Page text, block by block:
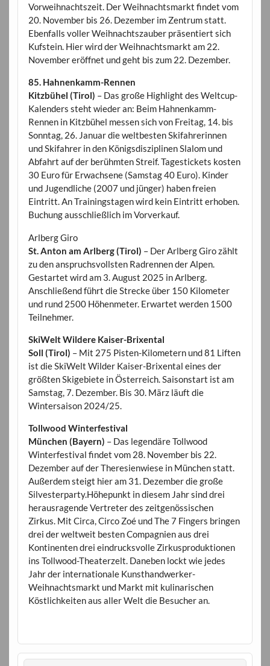
Vorweihnachtszeit. Der Weihnachtsmarkt findet vom
20. November bis 26. Dezember im Zentrum statt.
Ebenfalls voller Weihnachtszauber präsentiert sich
Kufstein. Hier wird der Weihnachtsmarkt am 22.
November eröffnet und geht bis zum 22. Dezember.
85. Hahnenkamm-Rennen
Kitzbühel (Tirol) – Das große Highlight des Weltcup-
Kalenders steht wieder an: Beim Hahnenkamm-
Rennen in Kitzbühel messen sich von Freitag, 14. bis
Sonntag, 26. Januar die weltbesten Skifahrerinnen
und Skifahrer in den Königsdisziplinen Slalom und
Abfahrt auf der berühmten Streif. Tagestickets kosten
30 Euro für Erwachsene (Samstag 40 Euro). Kinder
und Jugendliche (2007 und jünger) haben freien
Eintritt. An Trainingstagen wird kein Eintritt erhoben.
Buchung ausschließlich im Vorverkauf.
Arlberg Giro
St. Anton am Arlberg (Tirol) – Der Arlberg Giro zählt
zu den anspruchsvollsten Radrennen der Alpen.
Gestartet wird am 3. August 2025 in Arlberg.
Anschließend führt die Strecke über 150 Kilometer
und rund 2500 Höhenmeter. Erwartet werden 1500
Teilnehmer.
SkiWelt Wildere Kaiser-Brixental
Soll (Tirol) – Mit 275 Pisten-Kilometern und 81 Liften
ist die SkiWelt Wilder Kaiser-Brixental eines der
größten Skigebiete in Österreich. Saisonstart ist am
Samstag, 7. Dezember. Bis 30. März läuft die
Wintersaison 2024/25.
Tollwood Winterfestival
München (Bayern) – Das legendäre Tollwood
Winterfestival findet vom 28. November bis 22.
Dezember auf der Theresienwiese in München statt.
Außerdem steigt hier am 31. Dezember die große
Silvesterparty.Höhepunkt in diesem Jahr sind drei
herausragende Vertreter des zeitgenössischen
Zirkus. Mit Circa, Circo Zoé und The 7 Fingers bringen
drei der weltweit besten Compagnien aus drei
Kontinenten drei eindrucksvolle Zirkusproduktionen
ins Tollwood-Theaterzelt. Daneben lockt wie jedes
Jahr der internationale Kunsthandwerker-
Weihnachtsmarkt und Markt mit kulinarischen
Köstlichkeiten aus aller Welt die Besucher an.